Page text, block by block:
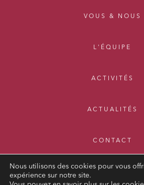
VOUS & NOUS
L'ÉQUIPE
ACTIVITÉS
ACTUALITÉS
CONTACT
Nous utilisons des cookies pour vous
expérience sur notre site.